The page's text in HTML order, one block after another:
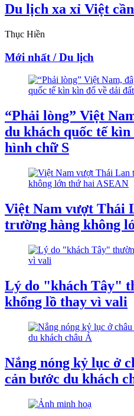
Du lịch xa xỉ Việt
Thục Hiền
Mới nhất / Du lịch
“Phải lòng” Việt
du khách quốc tế
hình chữ S
Việt Nam vượt Thái
trường hàng không
Lý do "khách Tây"
khổng lồ thay vì vali
Nắng nóng kỷ lục ở
cản bước du khách